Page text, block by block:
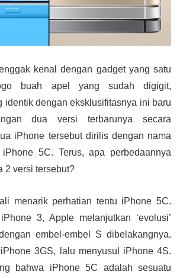
kenal dengan gadget yang satu
buah apel yang sudah digigit,
identik dengan eksklusifitasnya ini baru
dua versi terbarunya secara
iPhone tersebut dirilis dengan nama
5C. Terus, apa perbedaannya
2 versi tersebut?
menarik perhatian tentu iPhone 5C.
3, Apple melanjutkan ‘evolusi’
embel-embel S dibelakangnya.
3GS, lalu menyusul iPhone 4S.
bahwa iPhone 5C adalah sesuatu